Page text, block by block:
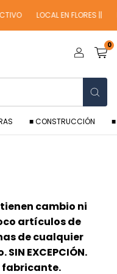
LOCAL EN FLORES ||
0
■ CONSTRUCCIÓN ■
cambio ni
artículos de
de cualquier
EXCEPCIÓN.